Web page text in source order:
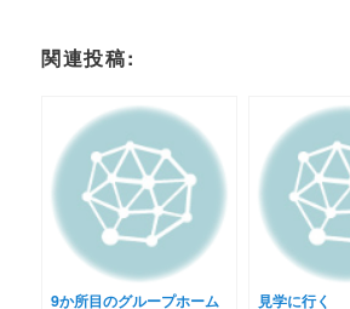
関連投稿:
9か所目のグループホーム
見学に行く